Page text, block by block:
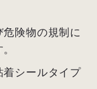
険物の規制に
シールタイプ